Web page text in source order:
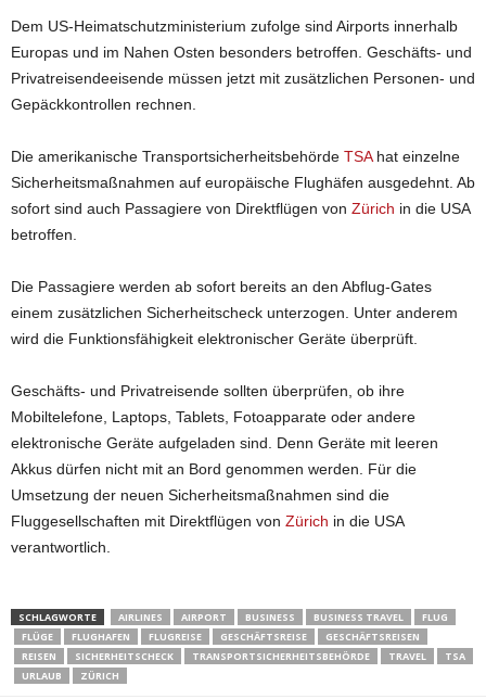
Dem US-Heimatschutzministerium zufolge sind Airports innerhalb
Europas und im Nahen Osten besonders betroffen. Geschäfts- und
Privatreisendeeisende müssen jetzt mit zusätzlichen Personen- und
Gepäckkontrollen rechnen.
Die amerikanische Transportsicherheitsbehörde TSAhat einzelne
Sicherheitsmaßnahmen auf europäische Flughäfen ausgedehnt. Ab
sofort sind auch Passagiere von Direktflügen von Zürich in die USA
betroffen.
Die Passagiere werden ab sofort bereits an den Abflug-Gates
einem zusätzlichen Sicherheitscheck unterzogen. Unter anderem
wird die Funktionsfähigkeit elektronischer Geräte überprüft.
Geschäfts- und Privatreisende sollten überprüfen, ob ihre
Mobiltelefone, Laptops, Tablets, Fotoapparate oder andere
elektronische Geräte aufgeladen sind. Denn Geräte mit leeren
Akkus dürfen nicht mit an Bord genommen werden. Für die
Umsetzung der neuen Sicherheitsmaßnahmen sind die
Fluggesellschaften mit Direktflügen von Zürich in die USA
verantwortlich.
SCHLAGWORTE AIRLINES AIRPORT BUSINESS BUSINESS TRAVEL
FLUG
FLÜGE
FLUGHAFEN FLUGREISE GESCHÄFTSREISE
GESCHÄFTSREISEN
REISEN
SICHERHEITSCHECK TRANSPORTSICHERHEITSBEHÖRDE TRAVEL
TSA
URLAUB
ZÜRICH